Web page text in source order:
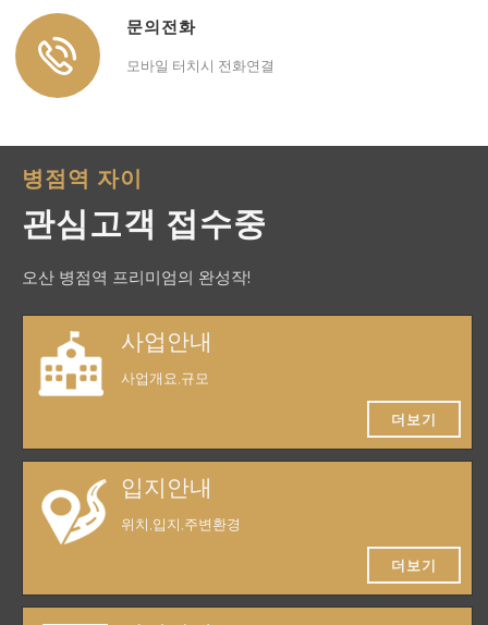
문의전화
모바일 터치시 전화연결
병점역 자이
관심고객 접수중
오산 병점역 프리미엄의 완성작!
사업안내
사업개요,규모
더보기
입지안내
위치,입지,주변환경
더보기